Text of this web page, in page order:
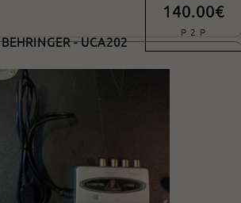
140.00€
P 2 P
BEHRINGER - UCA202